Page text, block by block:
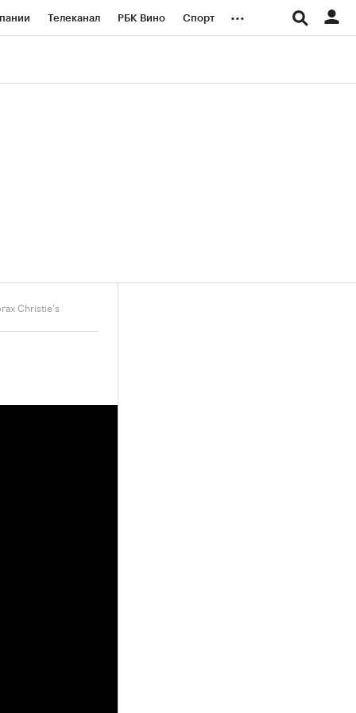
Телеканал РБК Вино Спорт ...
Christie's